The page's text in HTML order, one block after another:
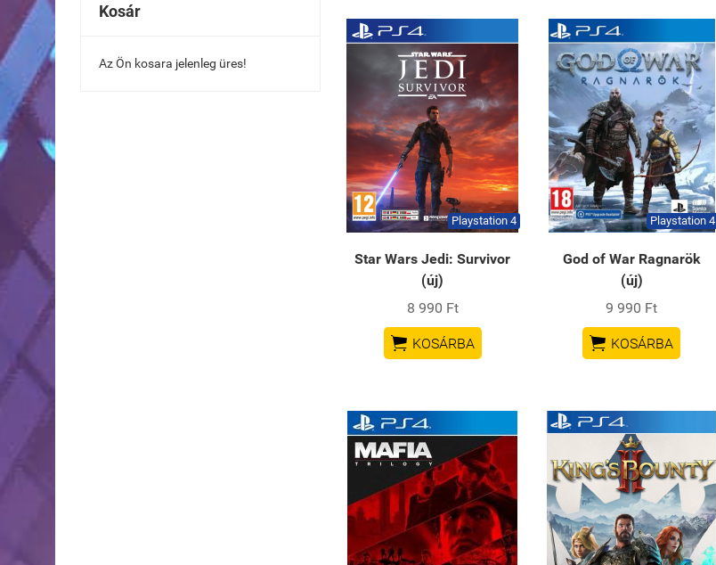
Kosár
Az Ön kosara jelenleg üres!
Playstation 4
Star Wars Jedi: Survivor
(új)
8 990 Ft
 KOSÁRBA
Playstation 4
God of War Ragnarök
(új)
9 990 Ft
 KOSÁRBA